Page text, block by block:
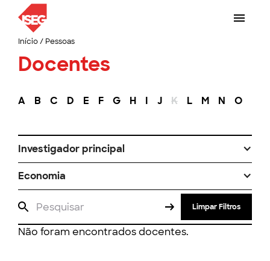
Início/ Pessoas
Docentes
A B C D E F G H I J K L M N O
Investigador principal
Economia
Limpar Filtros
Não foram encontrados docentes.